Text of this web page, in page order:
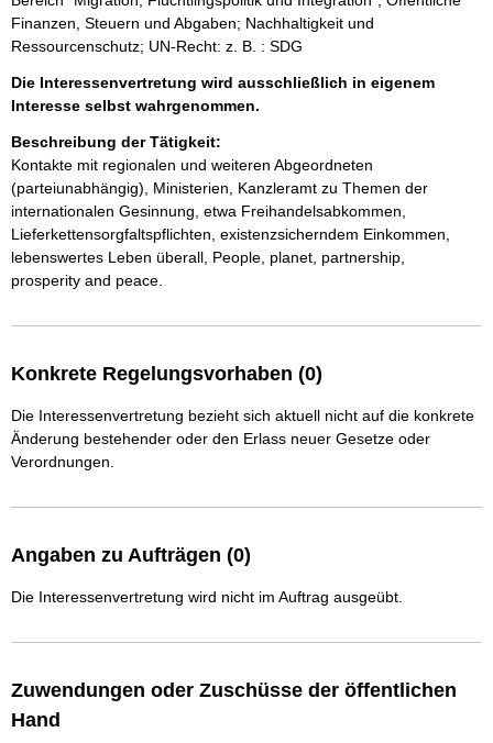
Finanzen, Steuern und Abgaben; Nachhaltigkeit und
Ressourcenschutz; UN-Recht: z. B. : SDG
Die Interessenvertretung wird ausschließlich in eigenem
Interesse selbst wahrgenommen.
Beschreibung der Tätigkeit:
Kontakte mit regionalen und weiteren Abgeordneten
(parteiunabhängig), Ministerien, Kanzleramt zu Themen der
internationalen Gesinnung, etwa Freihandelsabkommen,
Lieferkettensorgfaltspflichten, existenzsicherndem Einkommen,
lebenswertes Leben überall, People, planet, partnership,
prosperity and peace.
Konkrete Regelungsvorhaben (0)
Die Interessenvertretung bezieht sich aktuell nicht auf die konkrete
Änderung bestehender oder den Erlass neuer Gesetze oder
Verordnungen.
Angaben zu Aufträgen (0)
Die Interessenvertretung wird nicht im Auftrag ausgeübt.
Zuwendungen oder Zuschüsse der öffentlichen
Hand